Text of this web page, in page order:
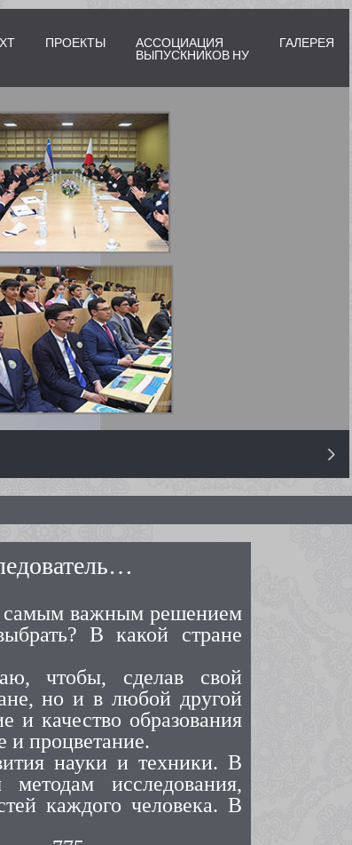
ПРОЕКТЫ АССОЦИАЦИЯ
ВЫПУСКНИКОВ НУ
ГАЛЕРЕЯ
самым важным решением
В какой стране
чтобы, сделав свой
но и в любой другой
и качество образования
и процветание.
науки и техники. В
исследования,
каждого человека. В